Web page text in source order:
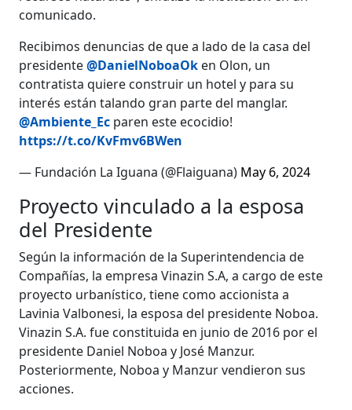
comunicado.
Recibimos denuncias de que a lado de la casa del
presidente@DanielNoboaOk en Olon, un
contratista quiere construir un hotel y para su
interés están talando gran parte del manglar.
@Ambiente_Ec paren este ecocidio!
https://t.co/KvFmv6BWen
— Fundación La Iguana (@Flaiguana) May 6, 2024
Proyecto vinculado a la esposa
del Presidente
Según la información de la Superintendencia de
Compañías, la empresa Vinazin S.A, a cargo de este
proyecto urbanístico, tiene como accionista a
Lavinia Valbonesi, la esposa del presidente Noboa.
Vinazin S.A. fue constituida en junio de 2016 por el
presidente Daniel Noboa y José Manzur.
Posteriormente, Noboa y Manzur vendieron sus
acciones.